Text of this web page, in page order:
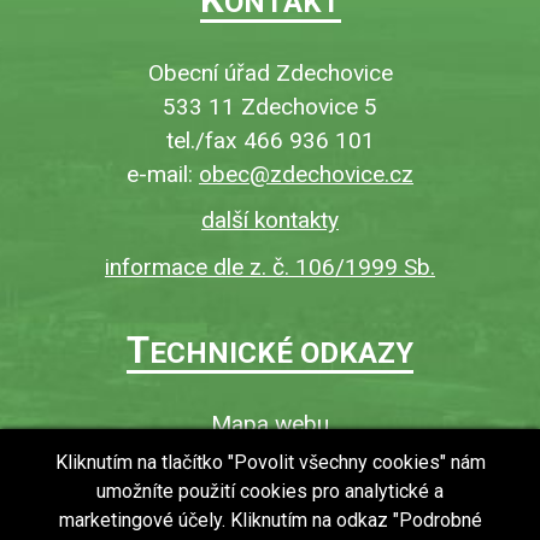
Obecní úřad Zdechovice
533 11 Zdechovice 5
tel./fax 466 936 101
e-mail: obec@zdechovice.cz
další kontakty
informace dle z. č. 106/1999 Sb.
TECHNICKÉ ODKAZY
Mapa webu
O webu
Povinně zveřejňované informace
Kliknutím na tlačítko "Povolit všechny cookies" nám
umožníte použití cookies pro analytické a
marketingové účely. Kliknutím na odkaz "Podrobné